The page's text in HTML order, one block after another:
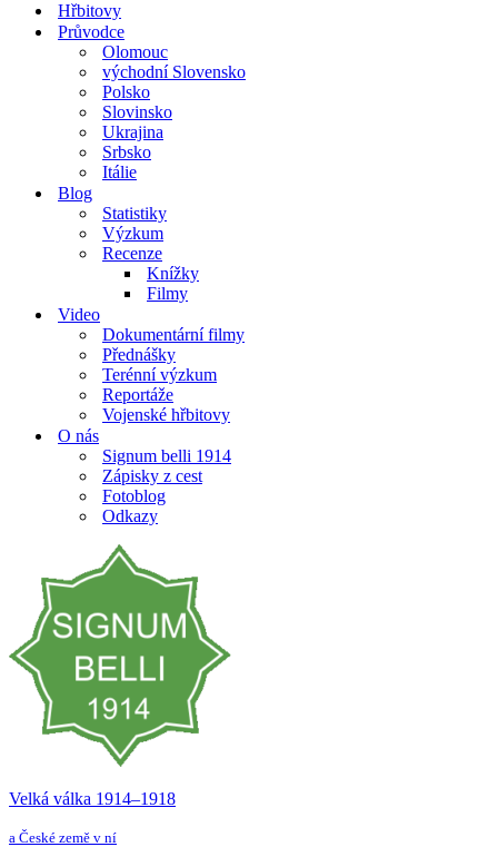
Hřbitovy
Průvodce
Olomouc
východní Slovensko
Polsko
Slovinsko
Ukrajina
Srbsko
Itálie
Blog
Statistiky
Výzkum
Recenze
Knížky
Filmy
Video
Dokumentární filmy
Přednášky
Terénní výzkum
Reportáže
Vojenské hřbitovy
O nás
Signum belli 1914
Zápisky z cest
Fotoblog
Odkazy
Velká válka 1914–⁠⁠⁠⁠⁠⁠1918
a České země v ní